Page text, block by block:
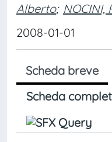
Alberto; NOCINI,
2008-01-01
Scheda breve
Scheda